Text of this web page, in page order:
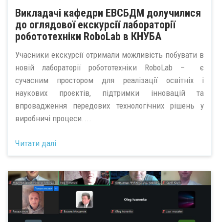
Викладачі кафедри ЕВСБДМ долучилися
до оглядової екскурсії лабораторії
робототехніки RoboLab в КНУБА
Учасники екскурсії отримали можливість побувати в
новій лабораторії робототехніки RoboLab – є
сучасним простором для реалізації освітніх і
наукових проєктів, підтримки інновацій та
впровадження передових технологічних рішень у
виробничі процеси....
Читати далі